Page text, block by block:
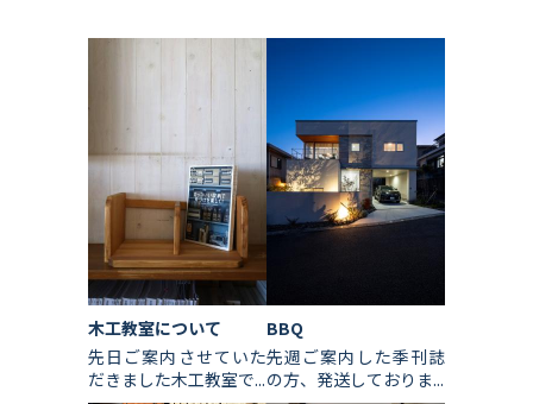
木工教室について
先日ご案内させていた
だきました木工教室で...
BBQ
先週ご案内した季刊誌
の方、発送しておりま...